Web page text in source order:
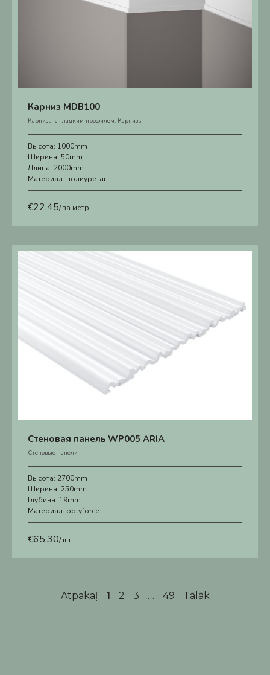
Карниз MDB100
Карнизы с гладким профилем, Карнизы
Высота: 1000mm
Ширина: 50mm
Длина: 2000mm
Материал: полиуретан
€22.45/ за метр
Стеновая панель WP005 ARIA
Стеновые панели
Высота: 2700mm
Ширина: 250mm
Глубина: 19mm
Материал: polyforce
€65.30/ шт.
Atpakaļ 1 2 3 … 49 Tālāk